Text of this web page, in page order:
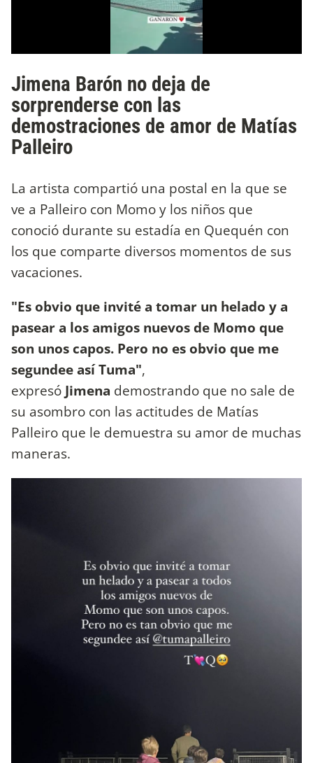
Jimena Barón no deja de
sorprenderse con las
demostraciones de amor de Matías
Palleiro
La artista compartió una postal en la que se
ve a Palleiro con Momo y los niños que
conoció durante su estadía en Quequén con
los que comparte diversos momentos de sus
vacaciones.
"Es obvio que invité a tomar un helado y a
pasear a los amigos nuevos de Momo que
son unos capos. Pero no es obvio que me
segundee así Tuma",
expresó Jimena demostrando que no sale de
su asombro con las actitudes de Matías
Palleiro que le demuestra su amor de muchas
maneras.